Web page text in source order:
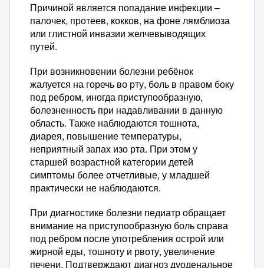
Причиной является попадание инфекции –
палочек, протеев, кокков, на фоне лямблиоза
или глистной инвазии желчевыводящих
путей.
При возникновении болезни ребёнок
жалуется на горечь во рту, боль в правом боку
под ребром, иногда приступообразную,
болезненность при надавливании в данную
область. Также наблюдаются тошнота,
диарея, повышение температуры,
неприятный запах изо рта. При этом у
старшей возрастной категории детей
симптомы более отчетливые, у младшей
практически не наблюдаются.
При диагностике болезни педиатр обращает
внимание на приступообразную боль справа
под ребром после употребления острой или
жирной еды, тошноту и рвоту, увеличение
печени. Подтверждают диагноз дуоденальное